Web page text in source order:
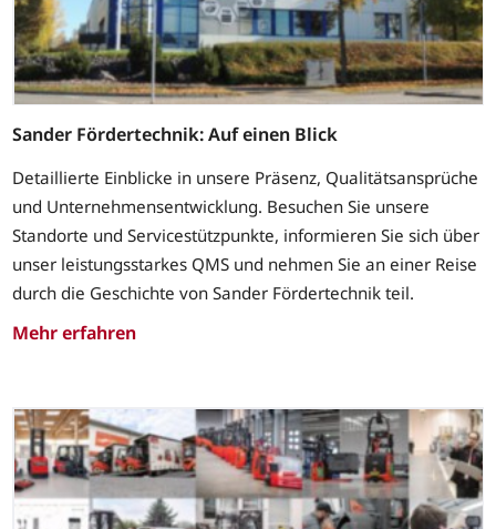
Sander Fördertechnik: Auf einen Blick
Detaillierte Einblicke in unsere Präsenz, Qualitätsansprüche
und Unternehmensentwicklung. Besuchen Sie unsere
Standorte und Servicestützpunkte, informieren Sie sich über
unser leistungsstarkes QMS und nehmen Sie an einer Reise
durch die Geschichte von Sander Fördertechnik teil.
Mehr erfahren